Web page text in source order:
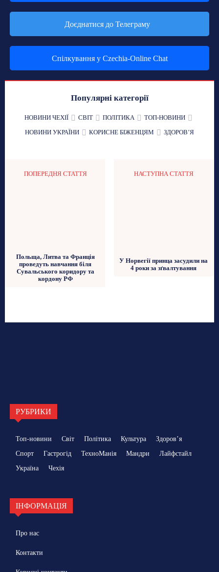
Доєднатися до Телеграму
Спілкування у Czechia-Online Chat
Популярні категорії
НОВИНИ ЧЕХІЇ СВІТ ПОЛІТИКА
ТОП-НОВИНИ
НОВИНИ УКРАЇНИ
КОРИСНЕ БІЖЕНЦЯМ ЗДОРОВʼЯ
ПОПЕРЕДНЯ СТАТТЯ
Польща, Литва та Франція
проведуть навчання біля
Сувальського коридору та
кордону РФ
НАСТУПНА СТАТТЯ
У Норвегії принца засудили на
4 роки за зґвалтування
РУБРИКИ
Топ-новини Світ Політика Культура
Здоровʼя
Спорт
Гастрогід ТехноМанія Мандри
Лайфстайл
Україна
Чехія
ІНФОРМАЦІЯ
Про нас
Контакти